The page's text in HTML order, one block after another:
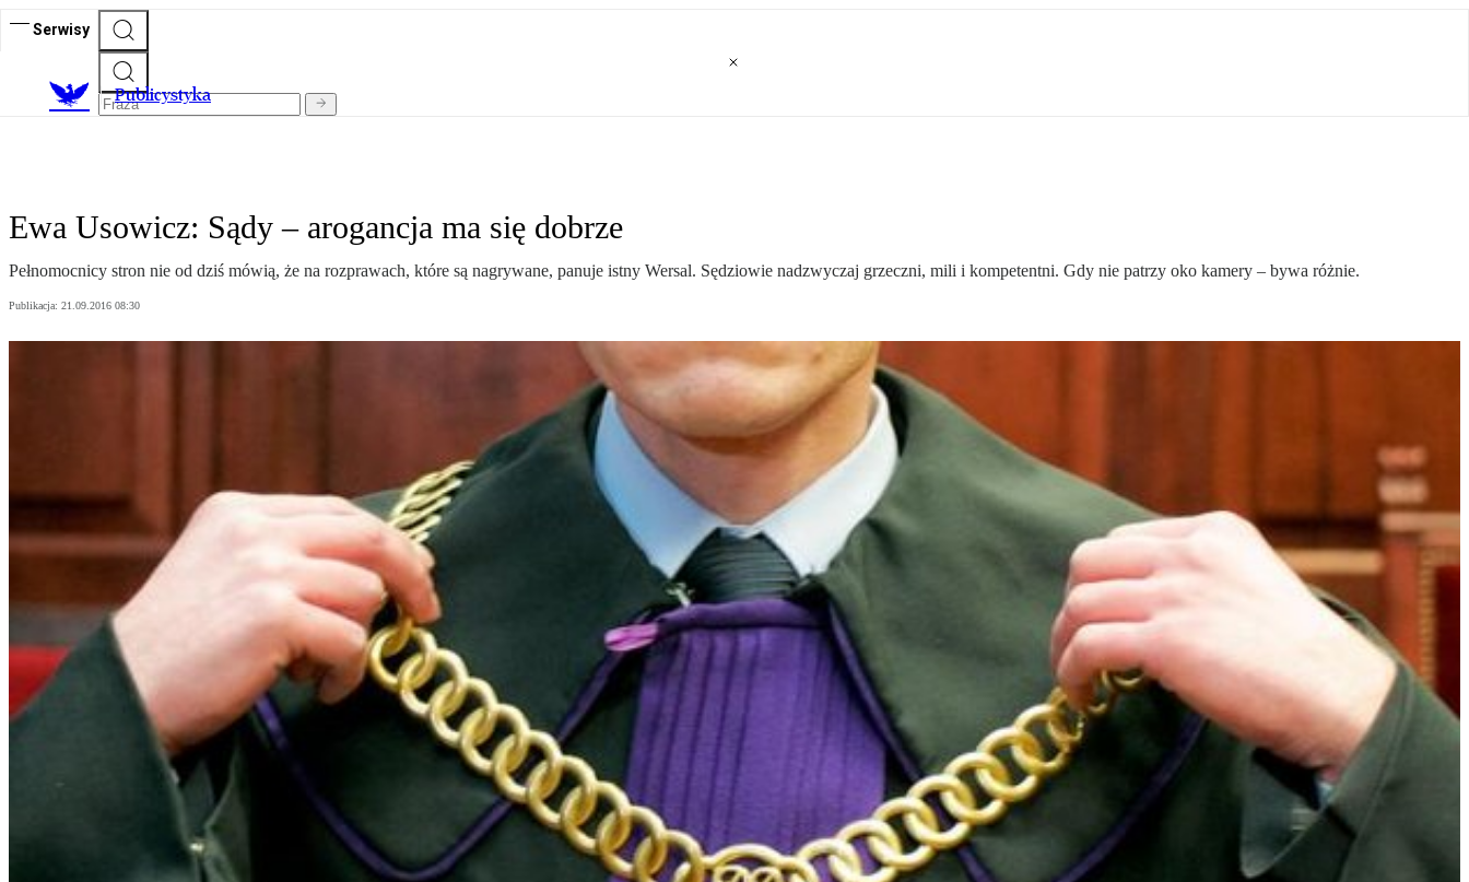
Serwisy
Publicystyka
Ewa Usowicz: Sądy – arogancja ma się dobrze
Pełnomocnicy stron nie od dziś mówią, że na rozprawach, które są nagrywane, panuje istny Wersal. Sędziowie nadzwyczaj grzeczni, mili i kompetentni. Gdy nie patrzy oko kamery – bywa różnie.
Publikacja: 21.09.2016 08:30